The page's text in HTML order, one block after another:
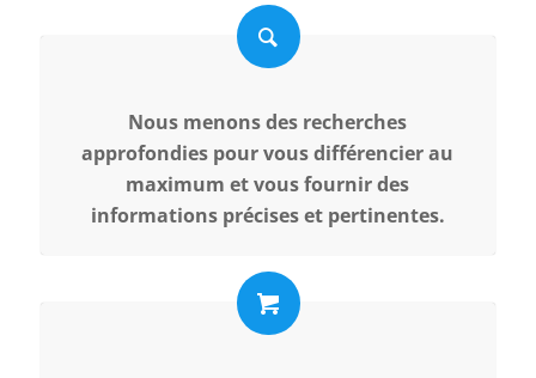
Nous menons des recherches
approfondies pour vous différencier au
maximum et vous fournir des
informations précises et pertinentes.